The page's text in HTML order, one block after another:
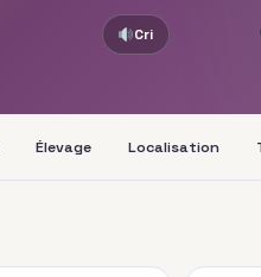
Cri
Élevage Localisation